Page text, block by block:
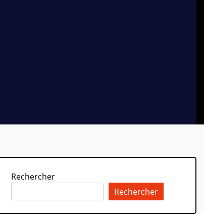
Rechercher
Rechercher